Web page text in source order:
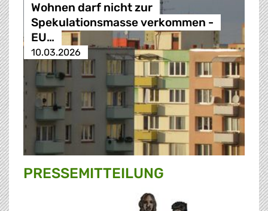
Wohnen darf nicht zur
Spekulationsmasse verkommen -
EU…
10.03.2026
PRESSE­MITTEILUNG